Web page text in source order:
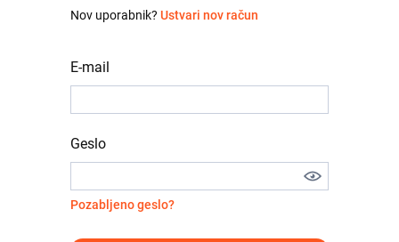
Nov uporabnik? Ustvari nov račun
E-mail
Geslo
Pozabljeno geslo?